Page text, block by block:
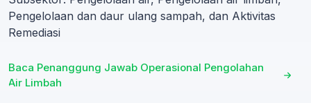
Pengelolaan dan daur ulang sampah, dan Aktivitas
Remediasi
Baca Penanggung Jawab Operasional Pengolahan
Air Limbah